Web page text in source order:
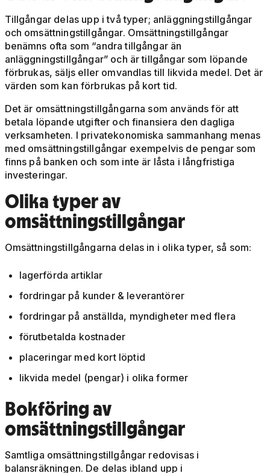
Tillgångar delas upp i två typer; anläggningstillgångar
och omsättningstillgångar. Omsättningstillgångar
benämns ofta som “andra tillgångar än
anläggningstillgångar” och är tillgångar som löpande
förbrukas, säljs eller omvandlas till likvida medel. Det är
värden som kan förbrukas på kort tid.
Det är omsättningstillgångarna som används för att
betala löpande utgifter och finansiera den dagliga
verksamheten. I privatekonomiska sammanhang menas
med omsättningstillgångar exempelvis de pengar som
finns på banken och som inte är låsta i långfristiga
investeringar.
Olika typer av
omsättningstillgångar
Omsättningstillgångarna delas in i olika typer, så som:
lagerförda artiklar
fordringar på kunder & leverantörer
fordringar på anställda, myndigheter med flera
förutbetalda kostnader
placeringar med kort löptid
likvida medel (pengar) i olika former
Bokföring av
omsättningstillgångar
Samtliga omsättningstillgångar redovisas i
balansräkningen. De delas ibland upp i